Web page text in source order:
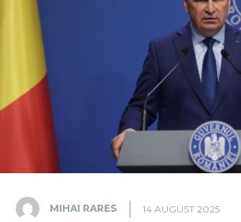
MIHAI RARES 14 AUGUST 2025